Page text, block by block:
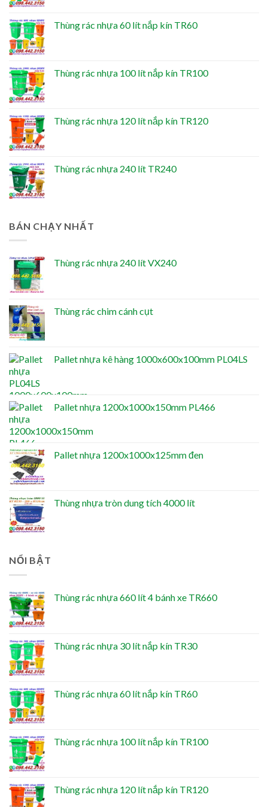
Thùng rác nhựa 60 lít nắp kín TR60
Thùng rác nhựa 100 lít nắp kín TR100
Thùng rác nhựa 120 lít nắp kín TR120
Thùng rác nhựa 240 lít TR240
BÁN CHẠY NHẤT
Thùng rác nhựa 240 lít VX240
Thùng rác chim cánh cụt
Pallet nhựa kê hàng 1000x600x100mm PL04LS
Pallet nhựa 1200x1000x150mm PL466
Pallet nhựa 1200x1000x125mm đen
Thùng nhựa tròn dung tích 4000 lít
NỔI BẬT
Thùng rác nhựa 660 lít 4 bánh xe TR660
Thùng rác nhựa 30 lít nắp kín TR30
Thùng rác nhựa 60 lít nắp kín TR60
Thùng rác nhựa 100 lít nắp kín TR100
Thùng rác nhựa 120 lít nắp kín TR120